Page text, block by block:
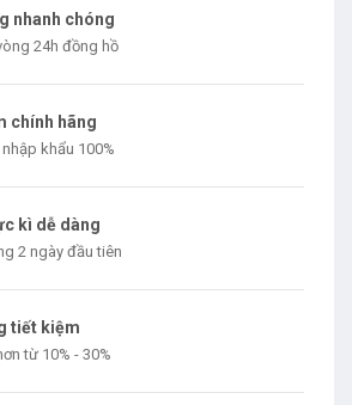
nhanh chóng
24h đồng hồ
chính hãng
khẩu 100%
kì dễ dàng
2 ngày đầu tiên
tiết kiệm
từ 10% - 30%